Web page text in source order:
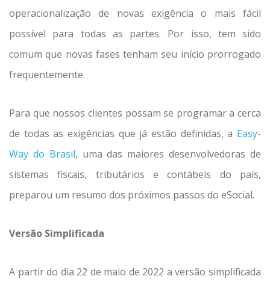
operacionalização de novas exigência o mais fácil
possível para todas as partes. Por isso, tem sido
comum que novas fases tenham seu início prorrogado
frequentemente.
Para que nossos clientes possam se programar a cerca
de todas as exigências que já estão definidas, a Easy-
Way do Brasil, uma das maiores desenvolvedoras de
sistemas fiscais, tributários e contábeis do país,
preparou um resumo dos próximos passos do eSocial.
Versão Simplificada
A partir do dia 22 de maio de 2022 a versão simplificada